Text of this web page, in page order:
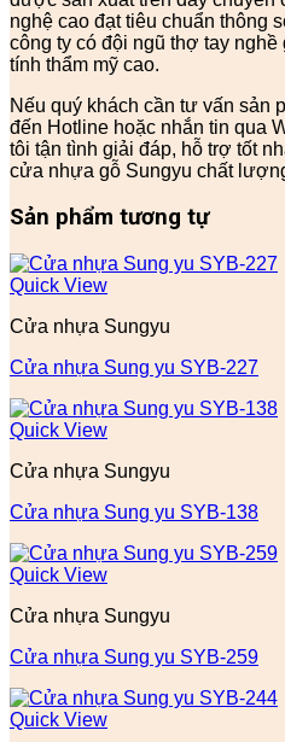
nghệ cao đạt tiêu chuẩn thông
công ty có đội ngũ thợ tay
tính thẩm mỹ cao.
Nếu quý khách cần tư vấn sản
đến Hotline hoặc nhắn tin qua
tôi tận tình giải đáp, hỗ trợ tốt
cửa nhựa gỗ Sungyu chất
Sản phẩm tương tự
Quick View
Cửa nhựa Sungyu
Cửa nhựa Sung yu SYB-227
Quick View
Cửa nhựa Sungyu
Cửa nhựa Sung yu SYB-138
Quick View
Cửa nhựa Sungyu
Cửa nhựa Sung yu SYB-259
Quick View